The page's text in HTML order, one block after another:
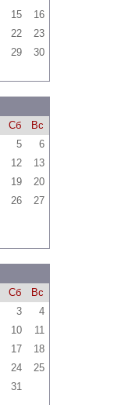
15
16
22
23
29
30
Сб
Вс
5
6
12
13
19
20
26
27
Сб
Вс
3
4
10
11
17
18
24
25
31